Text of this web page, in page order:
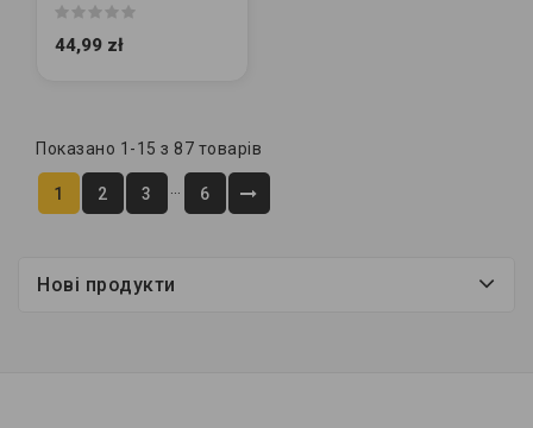
CZERWONA
44,99 zł
Показано 1-15 з 87 товарів
1 2 3 … 6
Нові продукти